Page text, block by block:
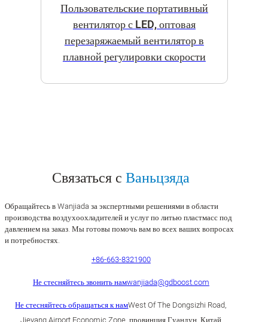
Пользовательские портативный
вентилятор с LED, оптовая
перезаряжаемый вентилятор в
плавной регулировки скорости
Связаться сВаньцзяда
Обращайтесь в Wanjiada за экспертными решениями в области
производства воздухоохладителей и услуг по литью пластмасс под
давлением на заказ. Мы готовы помочь вам во всех ваших вопросах
и потребностях.
+86-663-8321900
Не стесняйтесь звонить намwanjiada@gdboost.com
Не стесняйтесь обращаться к намWest Of The Dongsizhi Road,